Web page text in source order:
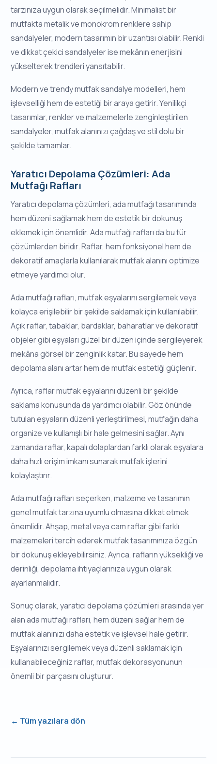
tarzınıza uygun olarak seçilmelidir. Minimalist bir
mutfakta metalik ve monokrom renklere sahip
sandalyeler, modern tasarımın bir uzantısı olabilir. Renkli
ve dikkat çekici sandalyeler ise mekânın enerjisini
yükselterek trendleri yansıtabilir.
Modern ve trendy mutfak sandalye modelleri, hem
işlevselliği hem de estetiği bir araya getirir. Yenilikçi
tasarımlar, renkler ve malzemelerle zenginleştirilen
sandalyeler, mutfak alanınızı çağdaş ve stil dolu bir
şekilde tamamlar.
Yaratıcı Depolama Çözümleri: Ada
Mutfağı Rafları
Yaratıcı depolama çözümleri, ada mutfağı tasarımında
hem düzeni sağlamak hem de estetik bir dokunuş
eklemek için önemlidir. Ada mutfağı rafları da bu tür
çözümlerden biridir. Raflar, hem fonksiyonel hem de
dekoratif amaçlarla kullanılarak mutfak alanını optimize
etmeye yardımcı olur.
Ada mutfağı rafları, mutfak eşyalarını sergilemek veya
kolayca erişilebilir bir şekilde saklamak için kullanılabilir.
Açık raflar, tabaklar, bardaklar, baharatlar ve dekoratif
objeler gibi eşyaları güzel bir düzen içinde sergileyerek
mekâna görsel bir zenginlik katar. Bu sayede hem
depolama alanı artar hem de mutfak estetiği güçlenir.
Ayrıca, raflar mutfak eşyalarını düzenli bir şekilde
saklama konusunda da yardımcı olabilir. Göz önünde
tutulan eşyaların düzenli yerleştirilmesi, mutfağın daha
organize ve kullanışlı bir hale gelmesini sağlar. Aynı
zamanda raflar, kapalı dolaplardan farklı olarak eşyalara
daha hızlı erişim imkanı sunarak mutfak işlerini
kolaylaştırır.
Ada mutfağı rafları seçerken, malzeme ve tasarımın
genel mutfak tarzına uyumlu olmasına dikkat etmek
önemlidir. Ahşap, metal veya cam raflar gibi farklı
malzemeleri tercih ederek mutfak tasarımınıza özgün
bir dokunuş ekleyebilirsiniz. Ayrıca, rafların yüksekliği ve
derinliği, depolama ihtiyaçlarınıza uygun olarak
ayarlanmalıdır.
Sonuç olarak, yaratıcı depolama çözümleri arasında yer
alan ada mutfağı rafları, hem düzeni sağlar hem de
mutfak alanınızı daha estetik ve işlevsel hale getirir.
Eşyalarınızı sergilemek veya düzenli saklamak için
kullanabileceğiniz raflar, mutfak dekorasyonunun
önemli bir parçasını oluşturur.
← Tüm yazılara dön